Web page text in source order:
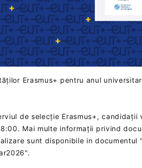
Erasmus+ pentru anul
de selecție Erasmus+, candidații
Mai multe informații privind
sunt disponibile in documentul